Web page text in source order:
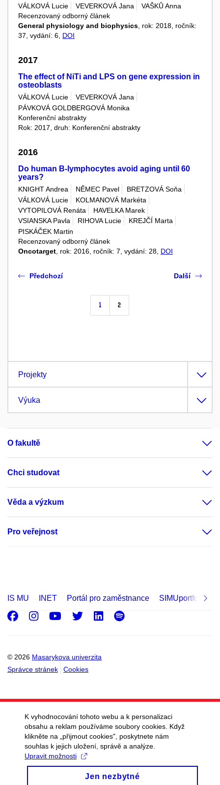
VÁLKOVÁ Lucie
VEVERKOVÁ Jana
VAŠKŮ Anna
Recenzovaný odborný článek
General physiology and biophysics , rok: 2018, ročník:
37, vydání: 6, DOI
2017
The effect of NiTi and LPS on gene expression in
osteoblasts
VÁLKOVÁ Lucie
VEVERKOVÁ Jana
PÁVKOVÁ GOLDBERGOVÁ Monika
Konferenční abstrakty
Rok: 2017, druh: Konferenční abstrakty
2016
Do human B-lymphocytes avoid aging until 60
years?
KNIGHT Andrea NĚMEC Pavel
BRETZOVÁ Soňa
VÁLKOVÁ Lucie
KOLMANOVÁ Markéta
VYTOPILOVÁ Renáta
HAVELKA Marek
VSIANSKA Pavla
RIHOVA Lucie
KREJČÍ Marta
PISKÁČEK Martin
Recenzovaný odborný článek
Oncotarget , rok: 2016, ročník: 7, vydání: 28, DOI
Předchozí
1 2
Další
Projekty
Výuka
O fakultě
Chci studovat
Věda a výzkum
Pro veřejnost
IS MU INET Portál pro zaměstnance SIMUportfolio
© 2026 Masarykova univerzita
Správce stránek
Cookies
Facebook
Instagram
Youtube
Twitter
LinkedIn
Spotify
K vyhodnocování tohoto webu a k personalizaci
obsahu a reklam používáme soubory cookies. Když
klikněte na „přijmout cookies", poskytnete nám
souhlas k jejich uložení, správě a analýze.
Upravit možnosti
Jen nezbytné